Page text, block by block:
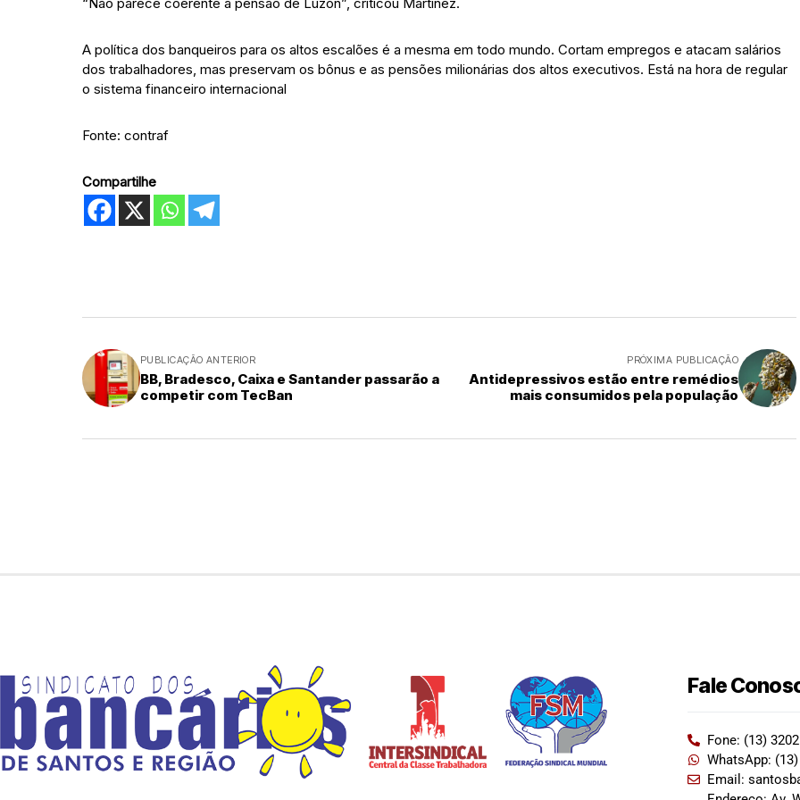
A política dos banqueiros para os altos escalões é a mesma em todo mundo. Cortam empregos e atacam salários
dos trabalhadores, mas preservam os bônus e as pensões milionárias dos altos executivos. Está na hora de regular
o sistema financeiro internacional
Fonte: contraf
Compartilhe
PUBLICAÇÃO ANTERIOR
BB, Bradesco, Caixa e Santander passarão a
competir com TecBan
PRÓXIMA PUBLICAÇÃO
Antidepressivos estão entre remédios
mais consumidos pela população
Fale
Fone: (13)
WhatsApp:
Email: